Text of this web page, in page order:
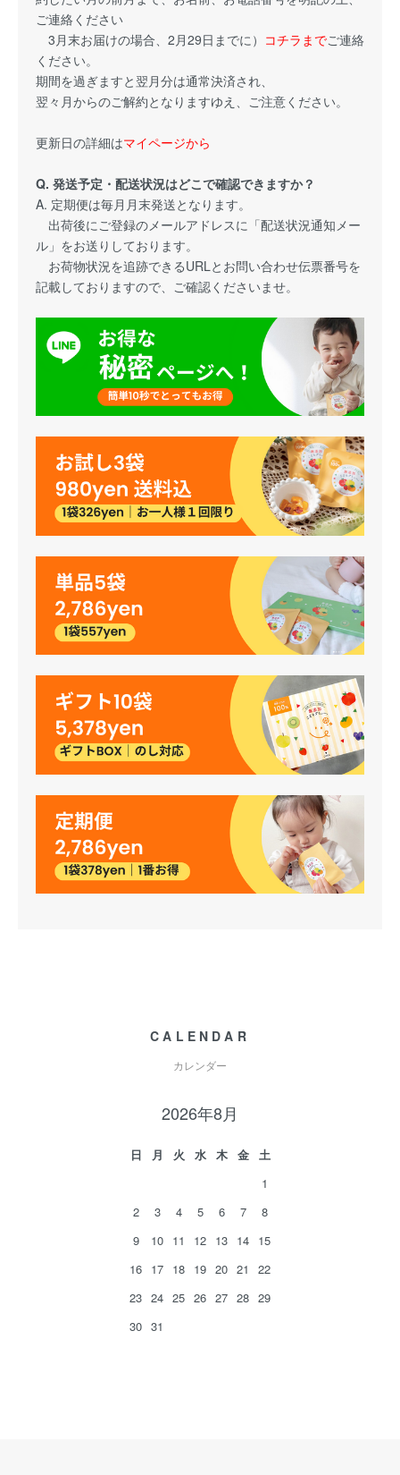
ご連絡ください
3月末お届けの場合、2月29日までに） コチラまでご連絡
ください。
期間を過ぎますと翌月分は通常決済され、
翌々月からのご解約となりますゆえ、ご注意ください。
更新日の詳細はマイページから
Q. 発送予定・配送状況はどこで確認できますか？
A. 定期便は毎月月末発送となります。
出荷後にご登録のメールアドレスに「配送状況通知メー
ル」をお送りしております。
お荷物状況を追跡できるURLとお問い合わせ伝票番号を
記載しておりますので、ご確認くださいませ。
CALENDAR
カレンダー
2026年8月
日 月 火 水 木 金
土
1
2
3 4 5 6 7
8
9
10 11 12 13 14 15
16 17 18 19 20 21
22
23 24 25 26 27 28 29
30 31